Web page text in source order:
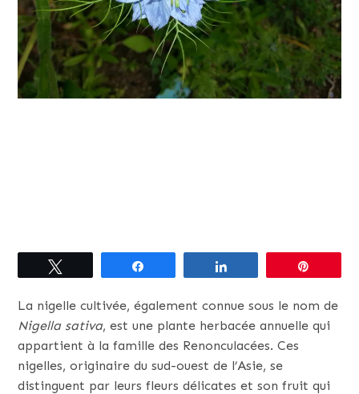
La nigelle cultivée, également connue sous le nom de
Nigella sativa, est une plante herbacée annuelle qui
appartient à la famille des Renonculacées. Ces
nigelles, originaire du sud-ouest de l’Asie, se
distinguent par leurs fleurs délicates et son fruit qui